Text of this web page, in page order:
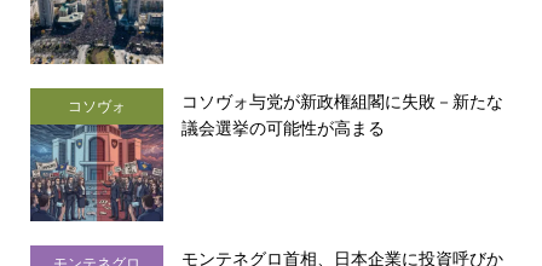
コソヴォ
コソヴォ与党が新政権組閣に失敗－新たな
議会選挙の可能性が高まる
モンテネグロ首相、日本企業に投資呼びか